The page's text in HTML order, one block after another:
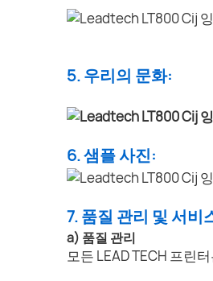
5. 우리의 문화:
6. 샘플 사진:
7. 품질 관리 및 서비
a) 품질 관리
모든 LEAD TECH 프린